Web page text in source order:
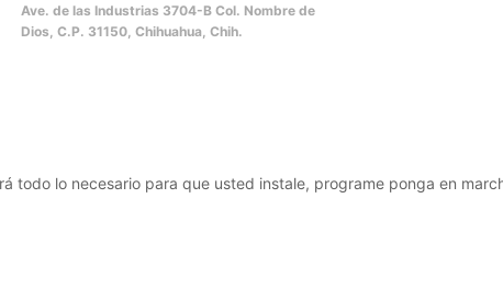
Ave. de las Industrias 3704-B Col. Nombre de
Dios, C.P. 31150, Chihuahua, Chih.
todo lo necesario para que usted instale, programe ponga en